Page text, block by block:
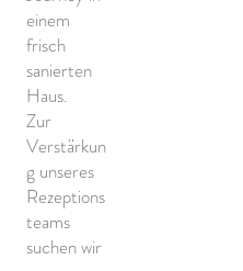
einem
frisch
sanierten
Haus.
Zur
Verstärkun
g unseres
Rezeptions
teams
suchen wir